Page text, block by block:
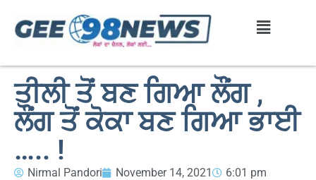
ਤੀਲੀ ਤੋਂ ਬਣ ਗਿਆ ਲੌਂਗ ,
ਲੌਂਗ ਤੋਂ ਕੋਕਾ ਬਣ ਗਿਆ ਭਾਈ
….. !
Nirmal Pandori November 14, 2021
6:01 pm